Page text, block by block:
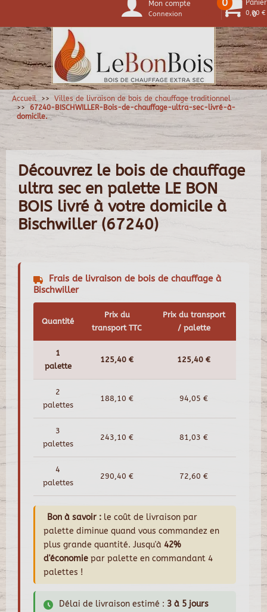
0
Mon compte
Connexion
0 Panier
0,00 €
Accueil
Villes de livraison de bois de chauffage traditionnel
67240-BISCHWILLER-Bois-de-chauffage-ultra-sec-livré-à-
domicile.
Découvrez le bois de chauffage
ultra sec en palette LE BON
BOIS livré à votre domicile à
Bischwiller (67240)
Frais de livraison de bois de chauffage à
Bischwiller
Quantité
Prix du
transport TTC
Prix du transport
/ palette
1
palette
125,40 € 125,40 €
2
palettes
188,10 € 94,05 €
3
palettes
243,10 € 81,03 €
4
palettes
290,40 € 72,60 €
Bon à savoir : le coût de livraison par
palette diminue quand vous commandez en
plus grande quantité. Jusqu'à 42%
d'économie par palette en commandant 4
palettes !
Délai de livraison estimé : 3 à 5 jours